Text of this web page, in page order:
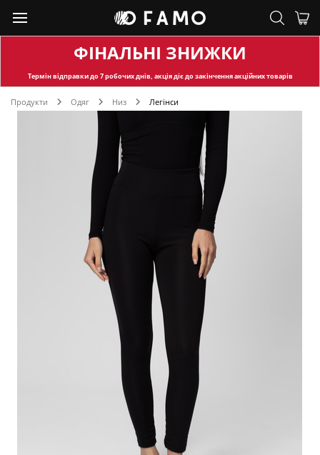
ФІНАЛЬНІ ЗНИЖКИ
Термін відправкидо 7 робочих днів, акція діє до закінчення акційних товарів
Продукти Одяг Низ Легінси